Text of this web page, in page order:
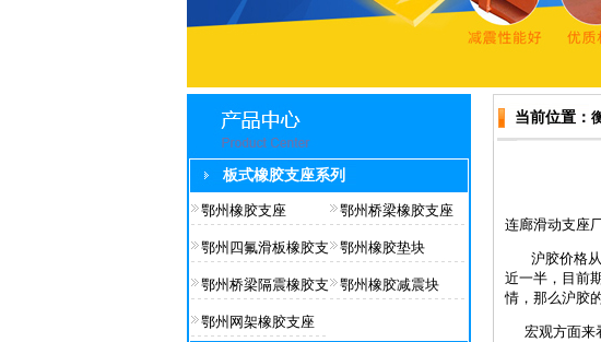
板式橡胶支座系列
鄂州橡胶支座 鄂州桥梁橡胶支座
鄂州四氟滑板橡胶支 鄂州橡胶垫块
鄂州桥梁隔震橡胶支 鄂州橡胶减震块
鄂州网架橡胶支座
当前位置：
连廊滑动支座
沪胶价格从
近一半，目前
情，那么沪胶
宏观方面来